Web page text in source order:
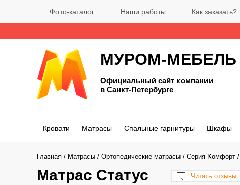
Фото-каталог Наши работы Как заказать?
МУРОМ-МЕБЕЛЬ
Официальный сайт компании
в Санкт-Петербурге
Кровати Матрасы Спальные гарнитуры Шкафы
Главная / Матрасы / Ортопедические матрасы / Серия Комфорт /
Матрас Статус Читать отзывы